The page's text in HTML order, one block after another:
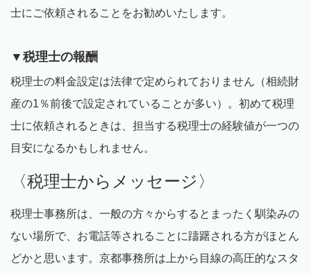
士にご依頼されることをお勧めいたします。
▼税理士の報酬
税理士の料金設定は法律で定められておりません（相続財
産の1 ％前後で設定されていることが多い）。初めて税理
士に依頼されるときは、担当する税理士の経験値が一つの
目安になるかもしれません。
〈税理士からメッセージ〉
税理士事務所は、一般の方々からするとまったく馴染みの
ない場所で、お電話等されることに躊躇される方がほとん
どかと思います。京都事務所は上から目線の高圧的なスタ